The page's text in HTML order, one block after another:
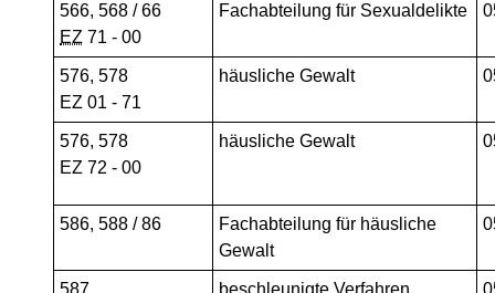
566, 568 / 66
EZ 71 - 00
Fachabteilung für Sexualdelikte
576, 578
EZ 01 - 71
häusliche Gewalt
576, 578
EZ 72 - 00
häusliche Gewalt
586, 588 / 86
Fachabteilung für häusliche
Gewalt
587 beschleunigte Verfahren